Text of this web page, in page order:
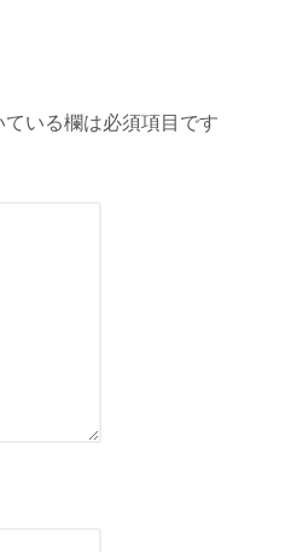
いる欄は必須項目です